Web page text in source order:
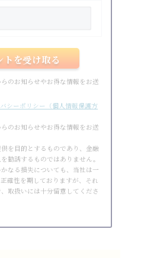
のお知らせやお得な情報をお送
シーポリシー（個人情報保護方
のお知らせやお得な情報をお送
を目的とするものであり、金融
勧誘するものではありません。
なる損失についても、当社は一
確性を期しておりますが、それ
取扱いには十分留意してくださ